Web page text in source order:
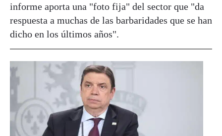
informe aporta una "foto fija" del sector que "da
respuesta a muchas de las barbaridades que se han
dicho en los últimos años".